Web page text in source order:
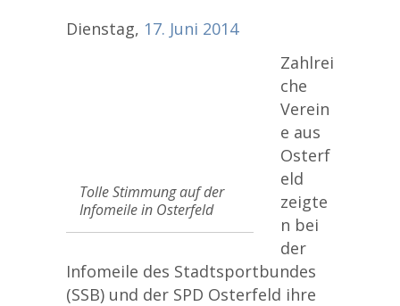
Dienstag, 17. Juni 2014
Tolle Stimmung auf der
Infomeile in Osterfeld
Zahlrei
che
Verein
e aus
Osterf
eld
zeigte
n bei
der
Infomeile des Stadtsportbundes
(SSB) und der SPD Osterfeld ihre